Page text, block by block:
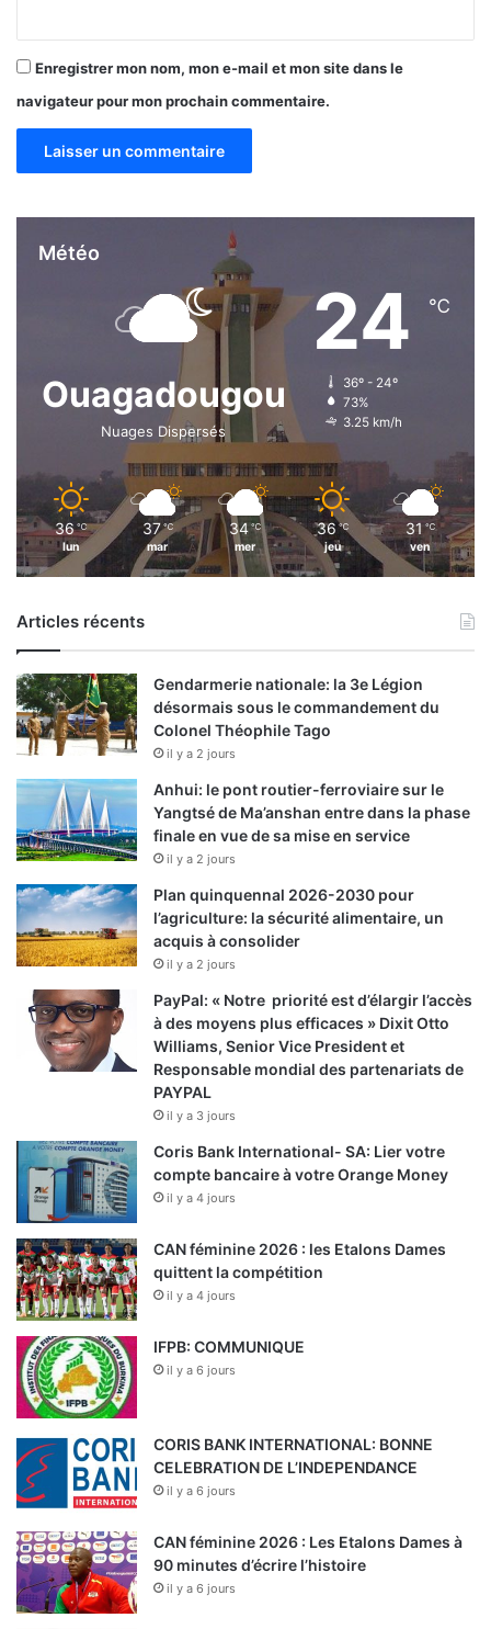
c
a
m
e
t
s
Enregistrer mon nom, mon e-mail et mon site dans le
navigateur pour mon prochain commentaire.
Météo
Ouagadougou
Nuages Dispersés
24 ℃
36º - 24º
73%
3.25 km/h
36 ℃
lun
37 ℃
mar
34 ℃
mer
36 ℃
jeu
31 ℃
ven
Articles récents
Gendarmerie nationale: la 3e Légion
désormais sous le commandement du
Colonel Théophile Tago
il y a 2 jours
Anhui: le pont routier-ferroviaire sur le
Yangtsé de Ma’anshan entre dans la phase
finale en vue de sa mise en service
il y a 2 jours
Plan quinquennal 2026-2030 pour
l’agriculture: la sécurité alimentaire, un
acquis à consolider
il y a 2 jours
PayPal: « Notre priorité est d’élargir l’accès
à des moyens plus efficaces » Dixit Otto
Williams, Senior Vice President et
Responsable mondial des partenariats de
PAYPAL
il y a 3 jours
Coris Bank International- SA: Lier votre
compte bancaire à votre Orange Money
il y a 4 jours
CAN féminine 2026 : les Etalons Dames
quittent la compétition
il y a 4 jours
IFPB: COMMUNIQUE
il y a 6 jours
CORIS BANK INTERNATIONAL: BONNE
CELEBRATION DE L’INDEPENDANCE
il y a 6 jours
CAN féminine 2026 : Les Etalons Dames à
90 minutes d’écrire l’histoire
il y a 6 jours